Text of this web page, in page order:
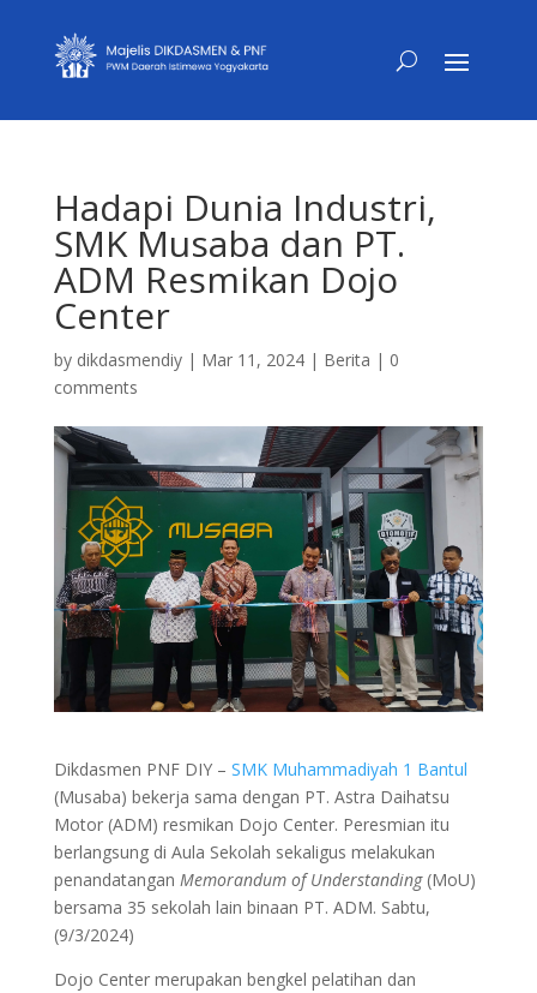
Hadapi Dunia Industri,
SMK Musaba dan PT.
ADM Resmikan Dojo
Center
by dikdasmendiy| Mar 11, 2024| Berita | 0
comments
Dikdasmen PNF DIY – SMK Muhammadiyah 1 Bantul
(Musaba) bekerja sama dengan PT. Astra Daihatsu
Motor (ADM) resmikan Dojo Center. Peresmian itu
berlangsung di Aula Sekolah sekaligus melakukan
penandatangan Memorandum of Understanding(MoU)
bersama 35 sekolah lain binaan PT. ADM. Sabtu,
(9/3/2024)
Dojo Center merupakan bengkel pelatihan dan